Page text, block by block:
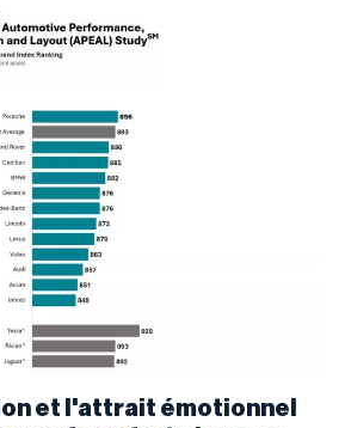
et l'attrait émotionnel